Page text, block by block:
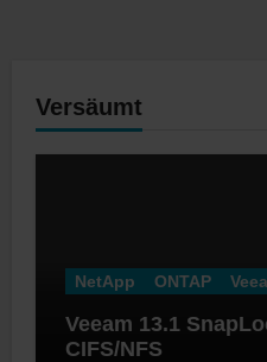
Versäumt
NetApp ONTAP
Veeam 13.1
CIFS/NFS